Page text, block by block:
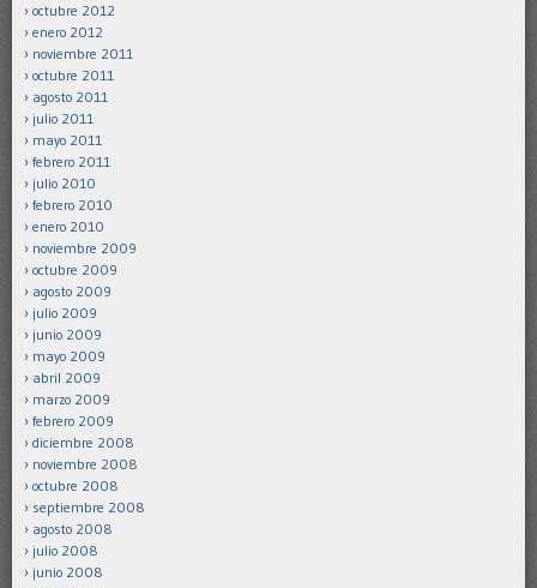
octubre 2012
enero 2012
noviembre 2011
octubre 2011
agosto 2011
julio 2011
mayo 2011
febrero 2011
julio 2010
febrero 2010
enero 2010
noviembre 2009
octubre 2009
agosto 2009
julio 2009
junio 2009
mayo 2009
abril 2009
marzo 2009
febrero 2009
diciembre 2008
noviembre 2008
octubre 2008
septiembre 2008
agosto 2008
julio 2008
junio 2008